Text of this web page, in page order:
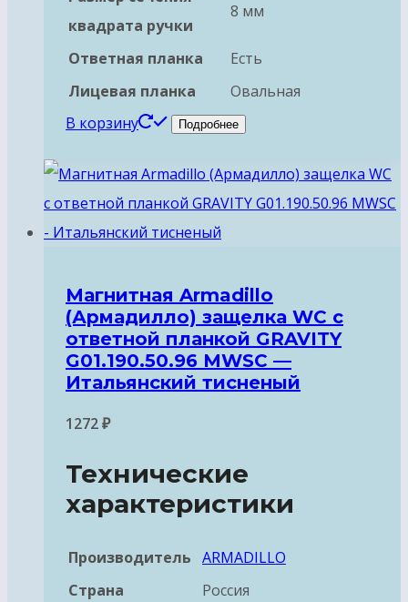
квадрата ручки
8 мм
Ответная планка
Есть
Лицевая планка
Овальная
В корзину
Подробнее
Магнитная Armadillo
(Армадилло) защелка WC с
ответной планкой GRAVITY
G01.190.50.96 MWSC —
Итальянский тисненый
1272₽
Технические
характеристики
Производитель ARMADILLO
Страна
Россия